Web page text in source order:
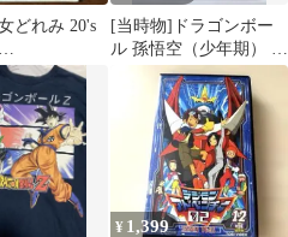
どれみ 20's
東映
[当時物]ドラゴンボー
ル 孫悟空（少年期） セ
ル画 原画 東映アニメー
ション
¥ 1,399